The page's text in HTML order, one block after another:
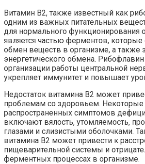
Витамин B2, также известный как
одним из важных питательных
для нормального функционирования
является частью ферментов, которые
обмен веществ в организме, а также
энергетического обмена.
организации работы центральной
укрепляет иммунитет и повышает
Недостаток витамина B2 может
проблемам со здоровьем.
распространенных симптомов
включают вялость, утомляемость,
глазами и слизистыми оболочками.
витамина B2 может привести к
пищеварительной системы и
ферментных процессах в организме.